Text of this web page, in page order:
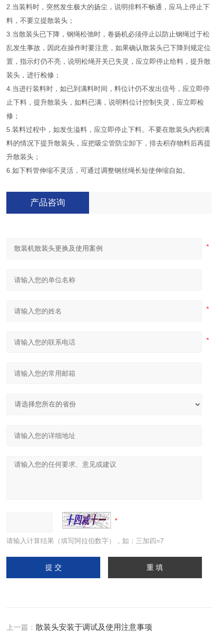
2.当装料时，突然发生极大的扬尘，说明排料不畅通，应马上停止下
料，不要立提散装头；
3.当散装头已下降，钢绳松弛时，卷扬机必须停止以防止钢绳过于松
乱发生事故，因此在操作时要注意，如果确认散装头已下降到规定位
置，指示灯仍不亮，说明松绳开关已失灵，应立即停止给料，提升散
装头，进行检修；
4.当进行装料时，如已到满料时间，料位计仍不发出信号，应立即停
止下料，提升散装头，如料已满，说明料位计控制失灵，应立即检
修；
5.装料过程中，如发生溢料，应立即停止下料。不要在散装头内积满
料的情况下提升散装头，应把吸尘管防尘卸下，排去积存物料后再提
升散装头；
6.如下料管伸缩不灵活，可通过调整钢丝绳长短使伸缩自如。
产品咨询
请输入计算结果（填写阿拉伯数字），如：三加四=7
上一篇：散装头安装于调试及使用注意事项